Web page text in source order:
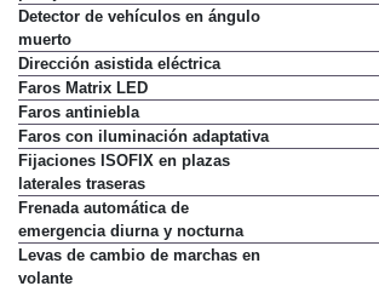
pasajero delantero
Detector de vehículos en ángulo
muerto
Dirección asistida eléctrica
Faros Matrix LED
Faros antiniebla
Faros con iluminación adaptativa
Fijaciones ISOFIX en plazas
laterales traseras
Frenada automática de
emergencia diurna y nocturna
Levas de cambio de marchas en